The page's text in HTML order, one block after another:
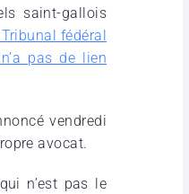
saint-gallois
Tribunal fédéral
pas de lien
vendredi
avocat.
n’est pas le